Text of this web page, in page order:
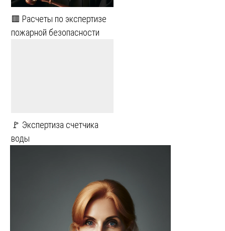
🟥 Расчеты по экспертизе
пожарной безопасности
🚩 Экспертиза счетчика
воды